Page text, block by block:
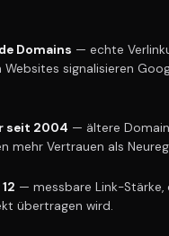
Domains — echte
signalisieren
seit 2004 — ältere
mehr Vertrauen als
— messbare Link-Stärke,
übertragen wird.